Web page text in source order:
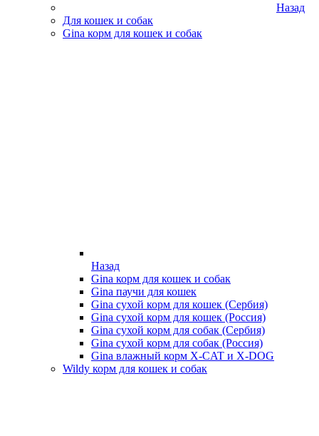
Назад
Для кошек и собак
Gina корм для кошек и собак
Назад
Gina корм для кошек и собак
Gina паучи для кошек
Gina сухой корм для кошек (Сербия)
Gina сухой корм для кошек (Россия)
Gina сухой корм для собак (Сербия)
Gina сухой корм для собак (Россия)
Gina влажный корм X-CAT и X-DOG
Wildy корм для кошек и собак